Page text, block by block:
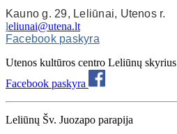
Kauno g. 29, Leliūnai, Utenos r.
leliunai@utena.lt
Facebook paskyra
Utenos kultūros centro Leliūnų skyrius
Facebook paskyra
Leliūnų Šv. Juozapo parapija